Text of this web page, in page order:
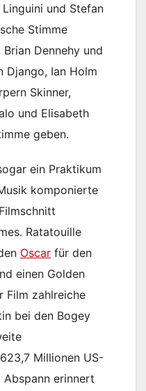
und Stefan
Stimme
Dennehy und
Django, Ian Holm
Skinner,
und Elisabeth
geben.
ein Praktikum
komponierte
Ratatouille
Oscar für den
einen Golden
Film zahlreiche
bei den Bogey
Millionen US-
Abspann erinnert